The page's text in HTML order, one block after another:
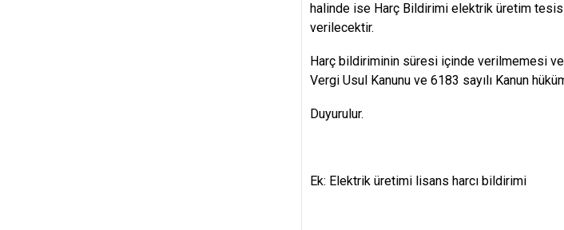
halinde ise Harç Bildirimi elektrik üretim
verilecektir.
Harç bildiriminin süresi içinde verilmemesi
Vergi Usul Kanunu ve 6183 sayılı Kanun
Duyurulur.
Ek: Elektrik üretimi lisans harcı bildirimi